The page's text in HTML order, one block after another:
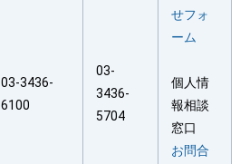
03-3436-
6100
03-
3436-
5704
せフォ
ーム
個人情
報相談
窓口
お問合